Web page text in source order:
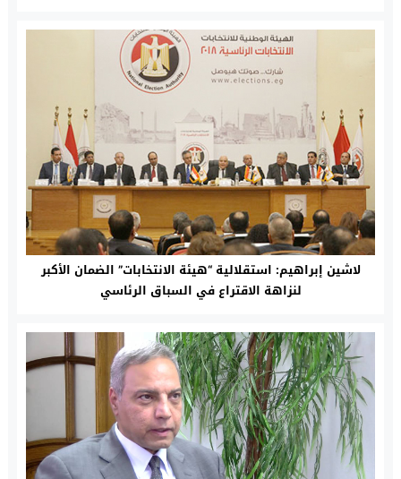
لاشين إبراهيم: استقلالية “هيئة الانتخابات” الضمان الأكبر
لنزاهة الاقتراع في السباق الرئاسي